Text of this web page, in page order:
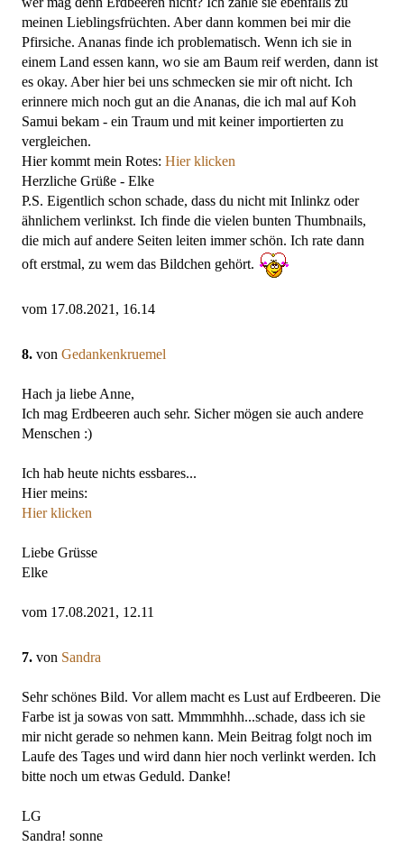
meinen Lieblingsfrüchten. Aber dann kommen bei mir die
Pfirsiche. Ananas finde ich problematisch. Wenn ich sie in
einem Land essen kann, wo sie am Baum reif werden, dann ist
es okay. Aber hier bei uns schmecken sie mir oft nicht. Ich
erinnere mich noch gut an die Ananas, die ich mal auf Koh
Samui bekam - ein Traum und mit keiner importierten zu
vergleichen.
Hier kommt mein Rotes: Hier klicken
Herzliche Grüße - Elke
P.S. Eigentlich schon schade, dass du nicht mit Inlinkz oder
ähnlichem verlinkst. Ich finde die vielen bunten Thumbnails,
die mich auf andere Seiten leiten immer schön. Ich rate dann
oft erstmal, zu wem das Bildchen gehört.
vom 17.08.2021, 16.14
8. von Gedankenkruemel
Hach ja liebe Anne,
Ich mag Erdbeeren auch sehr. Sicher mögen sie auch andere
Menschen :)
Ich hab heute nichts essbares...
Hier meins:
Hier klicken
Liebe Grüsse
Elke
vom 17.08.2021, 12.11
7. von Sandra
Sehr schönes Bild. Vor allem macht es Lust auf Erdbeeren. Die
Farbe ist ja sowas von satt. Mmmmhhh...schade, dass ich sie
mir nicht gerade so nehmen kann. Mein Beitrag folgt noch im
Laufe des Tages und wird dann hier noch verlinkt werden. Ich
bitte noch um etwas Geduld. Danke!
LG
Sandra! sonne